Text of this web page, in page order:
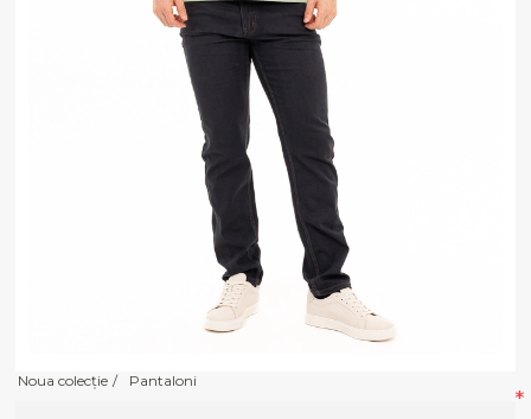
Noua colecție / Pantaloni
*